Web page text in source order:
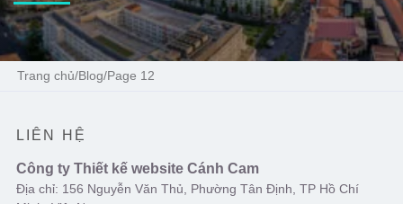
Trang chủ/Blog/Page 12
LIÊN HỆ
Công ty Thiết kế website Cánh Cam
Địa chỉ: 156 Nguyễn Văn Thủ, Phường Tân Định, TP Hồ Chí